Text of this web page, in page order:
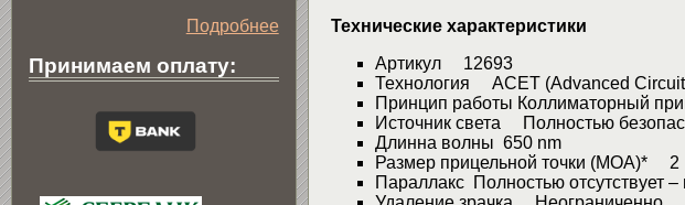
Технические характеристики
Артикул 12693
Технология ACET (Advanced
Принцип работы Коллиматорный
Источник света Полностью
Длинна волны 650 nm
Размер прицельной точки (МОА)* 2
Параллакс Полностью отсутствует
Подробнее
Принимаем оплату: